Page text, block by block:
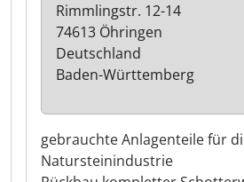
gebrauchte Anlagenteile für
Natursteinindustrie
Rimmlingstr. 12-14
74613 Öhringen
Deutschland
Baden-Württemberg